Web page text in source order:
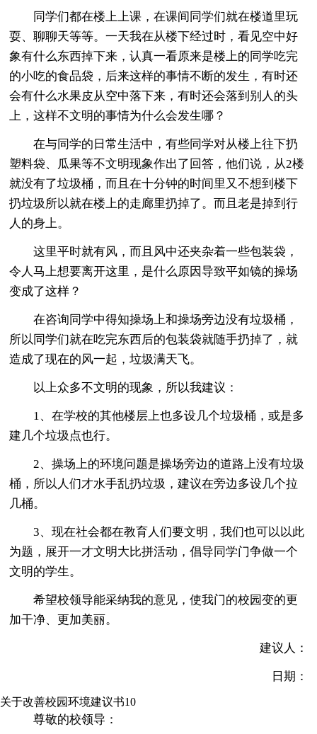
同学们都在楼上上课，在课间同学们就在楼道里玩
耍、聊聊天等等。一天我在从楼下经过时，看见空中好
象有什么东西掉下来，认真一看原来是楼上的同学吃完
的小吃的食品袋，后来这样的事情不断的发生，有时还
会有什么水果皮从空中落下来，有时还会落到别人的头
上，这样不文明的事情为什么会发生哪？
在与同学的日常生活中，有些同学对从楼上往下扔
塑料袋、瓜果等不文明现象作出了回答，他们说，从2楼
就没有了垃圾桶，而且在十分钟的时间里又不想到楼下
扔垃圾所以就在楼上的走廊里扔掉了。而且老是掉到行
人的身上。
这里平时就有风，而且风中还夹杂着一些包装袋，
令人马上想要离开这里，是什么原因导致平如镜的操场
变成了这样？
在咨询同学中得知操场上和操场旁边没有垃圾桶，
所以同学们就在吃完东西后的包装袋就随手扔掉了，就
造成了现在的风一起，垃圾满天飞。
以上众多不文明的现象，所以我建议：
1、在学校的其他楼层上也多设几个垃圾桶，或是多
建几个垃圾点也行。
2、操场上的环境问题是操场旁边的道路上没有垃圾
桶，所以人们才水手乱扔垃圾，建议在旁边多设几个拉
几桶。
3、现在社会都在教育人们要文明，我们也可以以此
为题，展开一才文明大比拼活动，倡导同学门争做一个
文明的学生。
希望校领导能采纳我的意见，使我门的校园变的更
加干净、更加美丽。
建议人：
日期：
关于改善校园环境建议书10
尊敬的校领导：